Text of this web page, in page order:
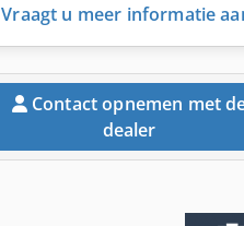
Vraagt u meer informatie
Contact opnemen met de
dealer